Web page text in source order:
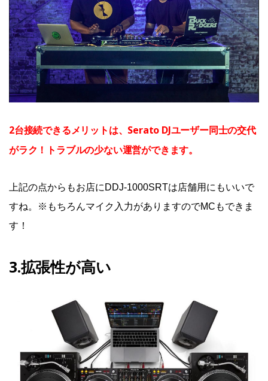
2台接続できるメリットは、Serato DJユーザー同士の交代
がラク！トラブルの少ない運営ができます。
上記の点からもお店にDDJ-1000SRTは店舗用にもいいで
すね。※もちろんマイク入力がありますのでMCもできま
す！
3.拡張性が高い